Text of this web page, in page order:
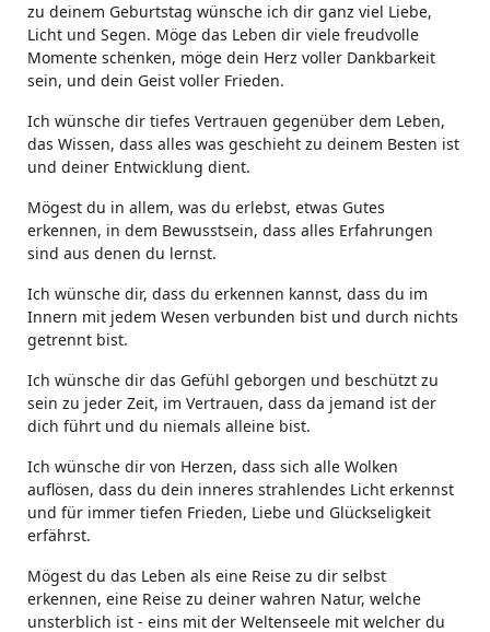
zu deinem Geburtstag wünsche ich dir ganz viel Liebe,
Licht und Segen. Möge das Leben dir viele freudvolle
Momente schenken, möge dein Herz voller Dankbarkeit
sein, und dein Geist voller Frieden.
Ich wünsche dir tiefes Vertrauen gegenüber dem Leben,
das Wissen, dass alles was geschieht zu deinem Besten ist
und deiner Entwicklung dient.
Mögest du in allem, was du erlebst, etwas Gutes
erkennen, in dem Bewusstsein, dass alles Erfahrungen
sind aus denen du lernst.
Ich wünsche dir, dass du erkennen kannst, dass du im
Innern mit jedem Wesen verbunden bist und durch nichts
getrennt bist.
Ich wünsche dir das Gefühl geborgen und beschützt zu
sein zu jeder Zeit, im Vertrauen, dass da jemand ist der
dich führt und du niemals alleine bist.
Ich wünsche dir von Herzen, dass sich alle Wolken
auflösen, dass du dein inneres strahlendes Licht erkennst
und für immer tiefen Frieden, Liebe und Glückseligkeit
erfährst.
Mögest du das Leben als eine Reise zu dir selbst
erkennen, eine Reise zu deiner wahren Natur, welche
unsterblich ist - eins mit der Weltenseele mit welcher du